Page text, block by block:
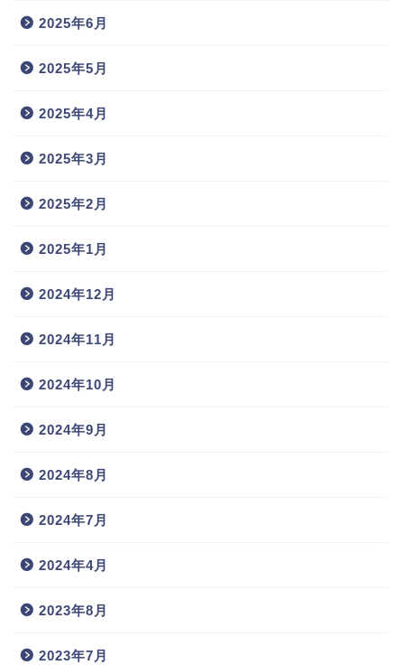
2025年6月
2025年5月
2025年4月
2025年3月
2025年2月
2025年1月
2024年12月
2024年11月
2024年10月
2024年9月
2024年8月
2024年7月
2024年4月
2023年8月
2023年7月